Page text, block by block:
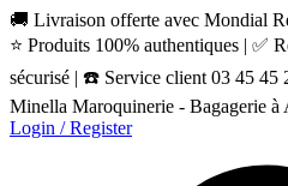
🚚 Livraison offerte avec Mondial
⭐ Produits 100% authentiques | ✅
sécurisé | ☎️ Service client 03 45 45
Minella Maroquinerie - Bagagerie à
Login / Register